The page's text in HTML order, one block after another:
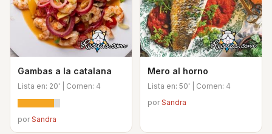
Gambas a la catalana
Lista en: 20' | Comen: 4
porSandra
Mero al horno
Lista en: 50' | Comen: 4
porSandra